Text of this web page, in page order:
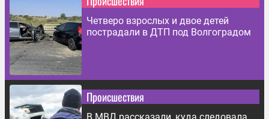
Четверо взрослых и двое детей
пострадали в ДТП под Волгоградом
Происшествия